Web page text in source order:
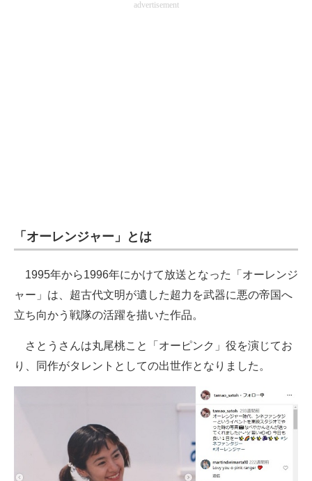
advertisement
「オーレンジャー」とは
1995年から1996年にかけて放送となった「オーレンジ
ャー」は、超古代文明が遺した超力を武器に悪の帝国へ
立ち向かう戦隊の活躍を描いた作品。
さとうさんは丸尾桃こと「オーピンク」役を演じてお
り、同作がタレントとしての出世作となりました。